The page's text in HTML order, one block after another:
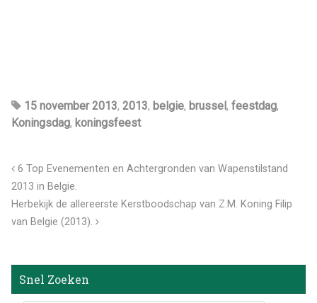
15 november 2013, 2013, belgie, brussel, feestdag,
Koningsdag, koningsfeest
6 Top Evenementen en Achtergronden van Wapenstilstand
2013 in Belgie.
Herbekijk de allereerste Kerstboodschap van Z.M. Koning Filip
van Belgie (2013).
Snel Zoeken